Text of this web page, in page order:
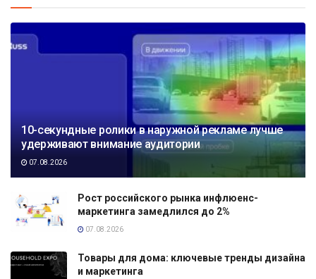
10-секундные ролики в наружной рекламе лучше
удерживают внимание аудитории
07.08.2026
Рост российского рынка инфлюенс-
маркетинга замедлился до 2%
07.08.2026
Товары для дома: ключевые тренды дизайна
и маркетинга